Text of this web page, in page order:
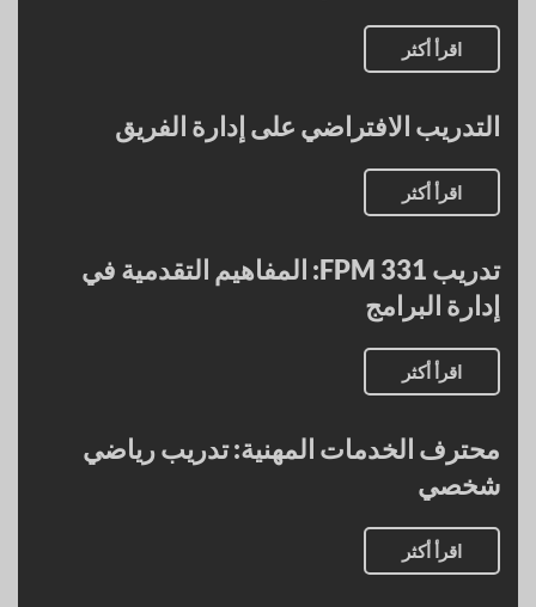
اقرأ أكثر
التدريب الافتراضي على إدارة الفريق
اقرأ أكثر
تدريب FPM 331: المفاهيم التقدمية في
إدارة البرامج
اقرأ أكثر
محترف الخدمات المهنية: تدريب رياضي
شخصي
اقرأ أكثر